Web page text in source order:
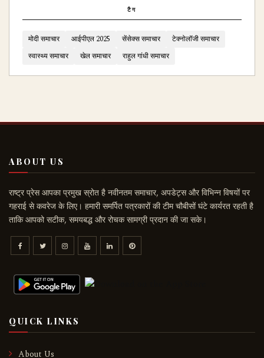
टैग
मोदी समाचार आईपीएल 2025 सेंसेक्स समाचार
टेक्नोलॉजी समाचार
स्वास्थ्य समाचार
खेल समाचार राहुल गांधी समाचार
ABOUT US
राष्ट्र प्रेस आपका प्रमुख स्रोत है नवीनतम समाचार, अपडेट्स और विभिन्न विषयों पर
गहराई से कवरेज के लिए। हमारी समर्पित पत्रकारों की टीम चौबीसों घंटे कार्यरत रहती है
ताकि आपको सटीक, समयबद्ध और रोचक सामग्री प्रदान की जा सके।
QUICK LINKS
About Us